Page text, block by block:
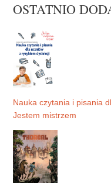
OSTATNIO
Nauka czytania i pisania
Jestem mistrzem